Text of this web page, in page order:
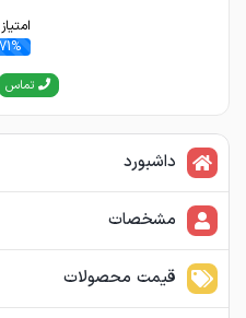
تماس
داشبورد
مشخصات
قیمت محصولات